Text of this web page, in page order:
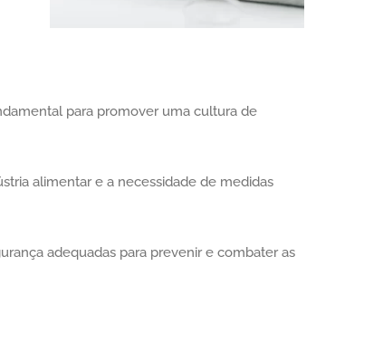
para promover uma cultura de
alimentar e a necessidade de medidas
adequadas para prevenir e combater as